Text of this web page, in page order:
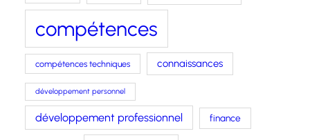
compétences
compétences techniques connaissances
développement personnel
développement professionnel finance